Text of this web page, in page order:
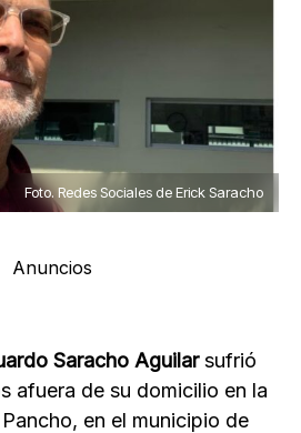
Foto. Redes Sociales de Erick Saracho
Anuncios
Saracho Aguilarsufrió
afuera de su domicilio en la
en el municipio de